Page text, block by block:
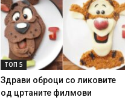
ТОП 5
Здрави оброци со ликовите
од цртаните филмови